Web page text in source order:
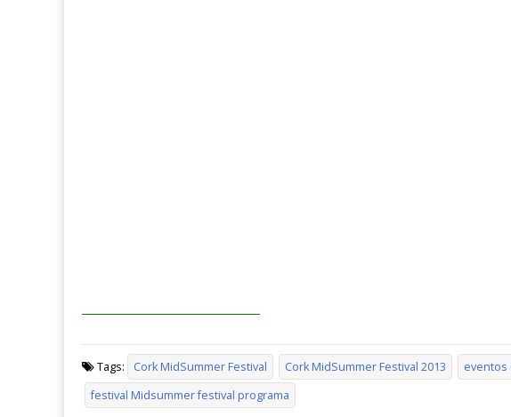
Tags: Cork MidSummer Festival Cork MidSummer Festival 2013 eventos
festival Midsummer festival programa